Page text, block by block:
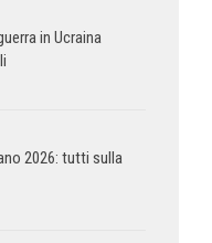
in Ucraina
2026: tutti sulla